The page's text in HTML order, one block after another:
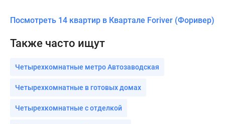
Посмотреть 14 квартир в Квартале Foriver (Форивер)
Также часто ищут
Четырехкомнатные метро Автозаводская
Четырехкомнатные в готовых домах
Четырехкомнатные с отделкой